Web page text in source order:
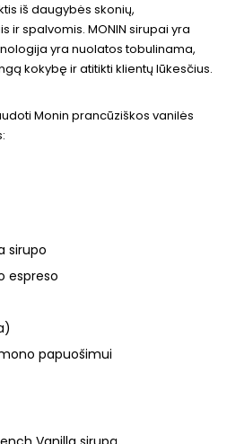
iš daugybės skonių,
ir spalvomis. MONIN sirupai yra
yra nuolatos tobulinama,
kokybę ir atitikti klientų lūkesčius.
Monin prancūziškos vanilės
sirupo
espreso
papuošimui